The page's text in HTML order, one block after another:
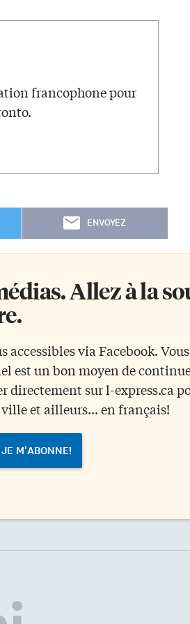
francophone pour
ENVOYEZ
Allez à la
via Facebook.
un bon moyen de
directement sur l-express.ca
et ailleurs... en français!